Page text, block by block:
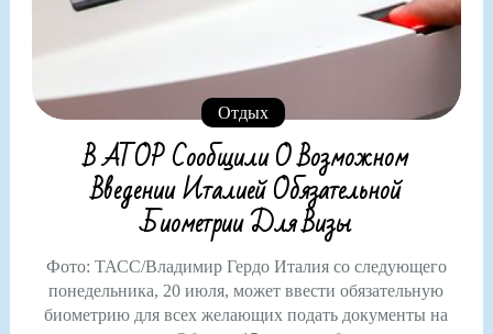
Отдых
В АТОР Сообщили О Возможном
Введении Италией Обязательной
Биометрии Для Визы
Фото: ТАСС/Владимир Гердо Италия со следующего
понедельника, 20 июля, может ввести обязательную
биометрию для всех желающих подать документы на